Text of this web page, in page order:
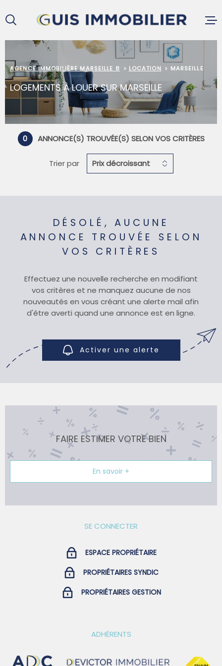
recherche
au
menu
principal
au
contenu
ACCUEIL
ACHETER
LOUER
VENDRE
QUI
CONTACT
AGENCE IMMOBILIÈRE MARSEILLE 8 LOCATION MARSEILLE
LOGEMENTS À LOUER SUR MARSEILLE
0 ANNONCE(S) TROUVÉE(S) SELON VOS CRITÈRES
Trier par Prix décroissant
DÉSOLÉ, AUCUNE
ANNONCE TROUVÉE SELON
VOS CRITÈRES
Effectuez une nouvelle recherche en modifiant
vos critères et ne manquez aucune de nos
nouveautés en vous créant une alerte mail afin
d'être averti quand une annonce est en ligne.
Activer une alerte
FAIRE ESTIMER VOTRE BIEN
En savoir +
SE CONNECTER
ESPACE PROPRIÉTAIRE
PROPRIÉTAIRES SYNDIC
PROPRIÉTAIRES GESTION
ADHÉRENTS